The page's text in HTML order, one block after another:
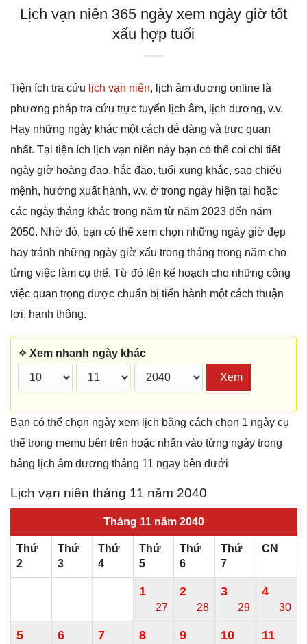
Lịch vạn niên 365 ngày xem ngày giờ tốt
xấu hợp tuổi
Tiện ích tra cứu lịch vạn niên, lịch âm dương online là
phương pháp tra cứu trực tuyến lịch âm, lịch dương, v.v.
Hay những ngày khác một cách dễ dàng và trực quan
nhất. Tại tiện ích lịch vạn niên này bạn có thể coi chi tiết
ngày giờ hoàng đạo, hắc đạo, tuổi xung khắc, sao chiếu
mệnh, hướng xuất hành, v.v. ở trong ngày hiện tại hoặc
các ngày tháng khác trong năm từ năm 2023 đến năm
2050. Nhờ đó, bạn có thể xem chọn những ngày giờ đẹp
hay tránh những ngày giờ xấu trong tháng trong năm cho
từng việc làm cụ thể. Từ đó lên kế hoạch cho những công
việc quan trọng được chuẩn bị tiến hành một cách thuận
lợi, hanh thông.
✧ Xem nhanh ngày khác
Xem
Bạn có thể chọn ngày xem lịch bằng cách chọn 1 ngày cụ
thể trong memu bên trên hoặc nhấn vào từng ngày trong
bảng lịch âm dương tháng 11 ngay bên dưới
Lịch vạn niên tháng 11 năm 2040
Tháng 11 năm 2040
Thứ
2
Thứ
3
Thứ
4
Thứ
5
Thứ
6
Thứ
7
CN
1
27
2
28
3
29
4
30
5 6 7 8 9 10 11